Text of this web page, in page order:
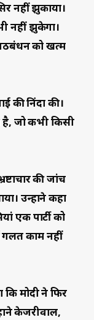
नहीं झुकाया।
नहीं झुकेगा।
को खत्म
की निंदा की।
है, जो कभी किसी
की जांच
उन्होंने कहा
एक पार्टी को
काम नहीं
कि मोदी ने फिर
केजरीवाल,